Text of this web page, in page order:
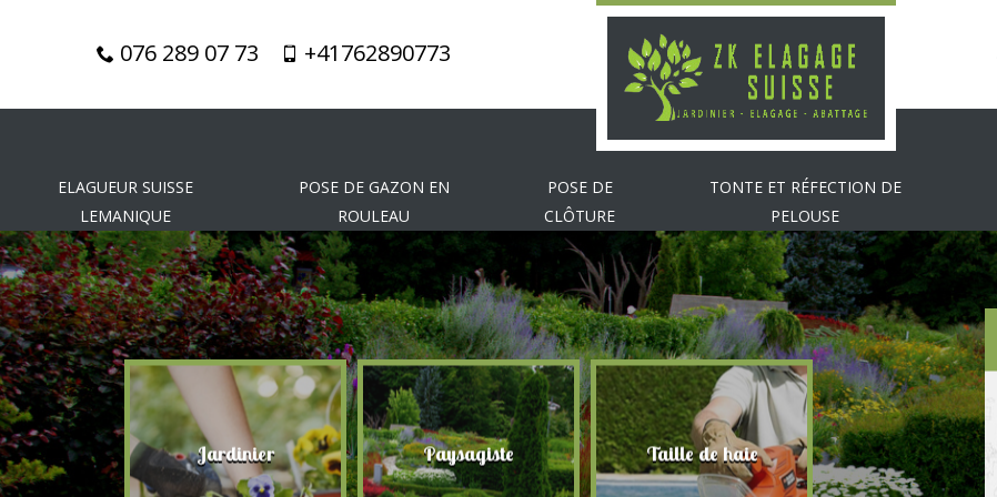
076 289 07 73 +41762890773
ELAGUEUR SUISSE
LEMANIQUE
POSE DE GAZON EN
ROULEAU
POSE DE
CLÔTURE
TONTE ET RÉFECTION DE
PELOUSE
Jardinier Paysagiste Taille de haie Abattage d'arbres